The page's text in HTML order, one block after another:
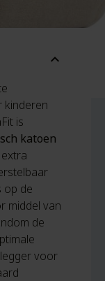
expand_more
kinderen
is
katoen
op de
middel van
de
voor